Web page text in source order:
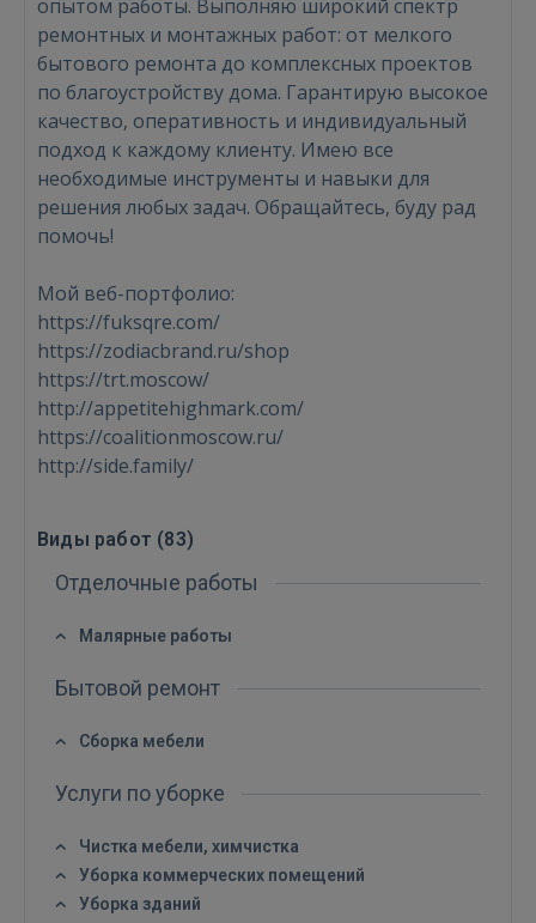
Войти
опытом работы. Выполняю широкий спектр
ремонтных и монтажных работ: от мелкого
бытового ремонта до комплексных проектов
по благоустройству дома. Гарантирую высокое
качество, оперативность и индивидуальный
подход к каждому клиенту. Имею все
необходимые инструменты и навыки для
решения любых задач. Обращайтесь, буду рад
помочь!
Мой веб-портфолио:
https://fuksqre.com/
https://zodiacbrand.ru/shop
https://trt.moscow/
http://appetitehighmark.com/
https://coalitionmoscow.ru/
http://side.family/
Виды работ (83)
Отделочные работы
Малярные работы
Бытовой ремонт
Сборка мебели
Услуги по уборке
Чистка мебели, химчистка
Уборка коммерческих помещений
Уборка зданий